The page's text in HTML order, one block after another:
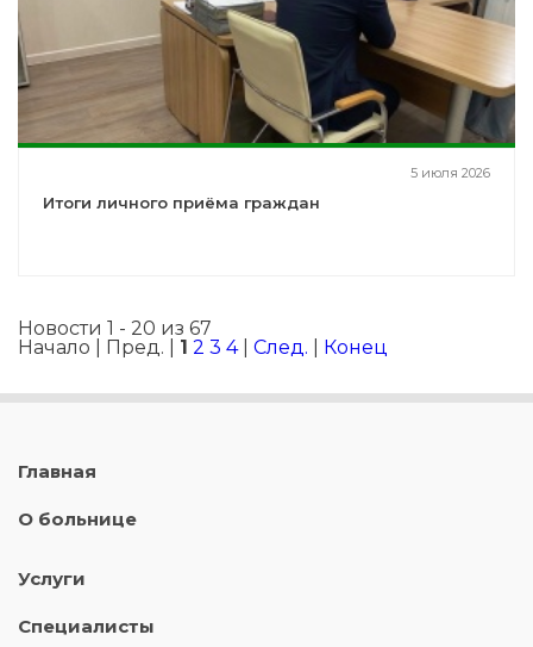
5 июля 2026
Итоги личного приёма граждан
Новости 1 - 20 из 67
Начало | Пред. | 1 2 3 4| След. Конец
Главная
О больнице
Услуги
Специалисты